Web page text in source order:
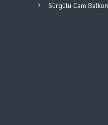
Sürgülü Cam Balkon